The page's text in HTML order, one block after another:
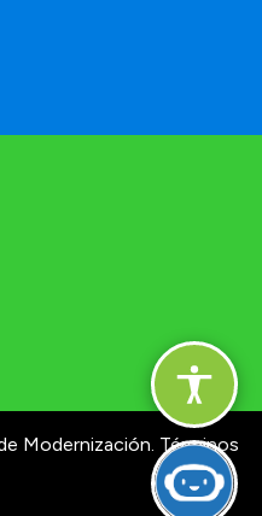
Modernización. Términos